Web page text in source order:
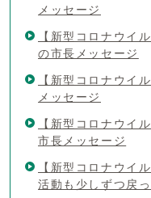
メッセージ
【新型コロナウイ
の市長メッセージ
【新型コロナウイ
メッセージ
【新型コロナウイ
市長メッセージ
【新型コロナウイ
活動も少しずつ戻